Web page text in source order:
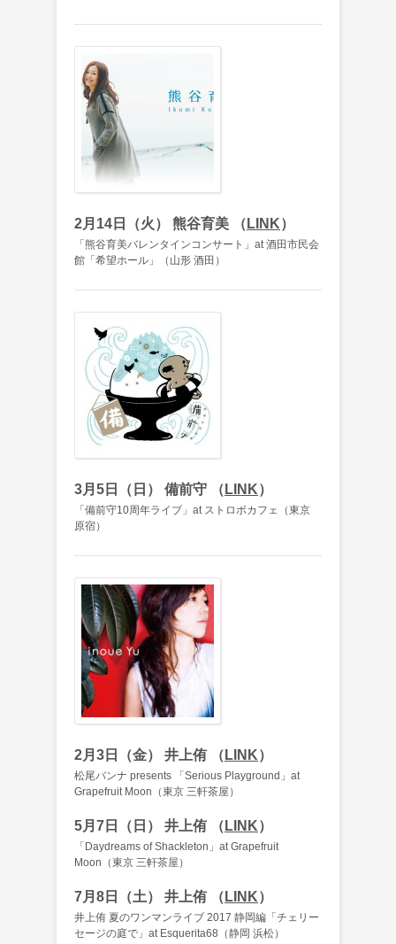
2月14日（火） 熊谷育美 （ LINK）
「熊谷育美バレンタインコンサート」at 酒田市民会
館「希望ホール」（山形 酒田）
3月5日（日） 備前守 （ LINK）
「備前守10周年ライブ」at ストロボカフェ（東京
原宿）
2月3日（金） 井上侑 （ LINK）
松尾バンナ presents 「Serious Playground」at
Grapefruit Moon（東京 三軒茶屋）
5月7日（日） 井上侑 （ LINK）
「Daydreams of Shackleton」at Grapefruit
Moon（東京 三軒茶屋）
7月8日（土） 井上侑 （ LINK）
井上侑 夏のワンマンライブ 2017 静岡編「チェリー
セージの庭で」at Esquerita68（静岡 浜松）